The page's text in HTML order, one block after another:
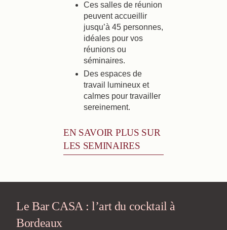
Ces salles de réunion
peuvent accueillir
jusqu’à 45 personnes,
idéales pour vos
réunions ou
séminaires.
Des espaces de
travail lumineux et
calmes pour travailler
sereinement.
EN SAVOIR PLUS SUR
LES SEMINAIRES
Le Bar CASA : l’art du cocktail à
Bordeaux